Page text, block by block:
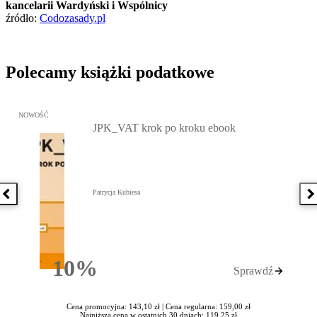
kancelarii Wardyński i Wspólnicy
źródło: Codozasady.pl
Polecamy książki podatkowe
Poprzednia książka
Przejdź do: JPK_VAT krok po kroku ebook, Patrycja Kubiesa -
NOWOŚĆ
10%Rabatu
JPK_VAT krok po kroku ebook
Patrycja Kubiesa
Sprawdź
Cena promocyjna: 143,10 zł | Cena regularna: 159,00 zł
Najniższa cena w ostatnich 30 dniach: 119,25 zł